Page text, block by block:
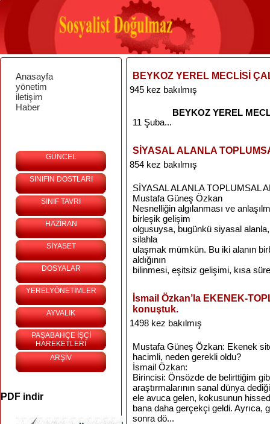
Anasayfa
yönetim
iletişim
Haber
GÜNCEL
SINIFIN DOSTLARI
SINIF TAVRI
HAZİRAN
SİYASET
DOSYALAR
YERELYÖNETİMLER
AYVALIK
PAŞABAHÇE İŞÇİ
HAREKETLERİ
ARŞİV
PDF indir
BEYKOZ YEREL MECLİSİ
945 kez bakılmış
BEYKOZ YEREL
11 Şuba...
SİYASAL ALANLA
854 kez bakılmış
SİYASAL ALANLA TOPLUMSAL
Mustafa Güneş Özkan
Nesnelliğin algılanması ve
birleşik gelişim
olgusuysa, bugünkü siyasal
silahla
ulaşmak mümkün. Bu iki alanın
aldığının
bilinmesi, eşitsiz gelişimi, kısa
İsmail Özkan’la EKENEK-
konuştuk.
1498 kez bakılmış
Mustafa Güneş Özkan: Ekenek
hacimli, neden gerekli oldu?
İsmail Özkan:
Birincisi: Önsözde de belirttiğim
araştırmalarının sanal dünya
ele avuca gelen, kokusunun
bana daha gerçekçi geldi. Ayrıca,
sonra dö...